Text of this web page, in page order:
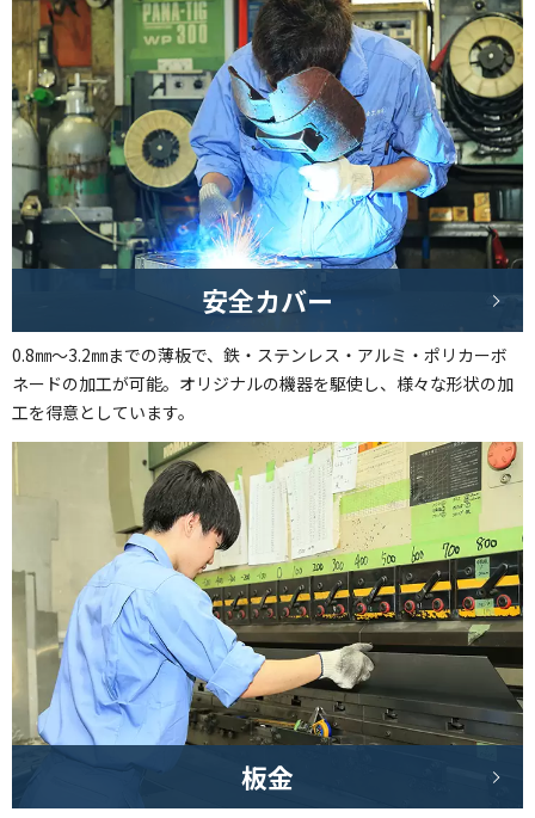
安全カバー
0.8㎜～3.2㎜までの薄板で、鉄・ステンレス・アルミ・ポリカーボ
ネードの加工が可能。オリジナルの機器を駆使し、様々な形状の加
工を得意としています。
板金